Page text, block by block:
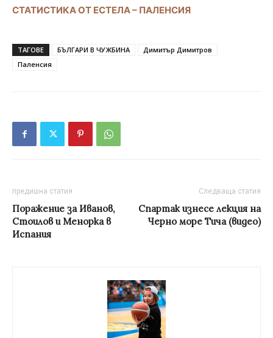
СТАТИСТИКА ОТ ЕСТЕЛА – ПАЛЕНСИЯ
ТАГОВЕ БЪЛГАРИ В ЧУЖБИНА
Димитър Димитров
Паленсия
предишна статия
Поражение за Иванов,
Стоилов и Менорка в
Испания
Следваща статия
Спартак изнесе лекция на
Черно море Тича (видео)